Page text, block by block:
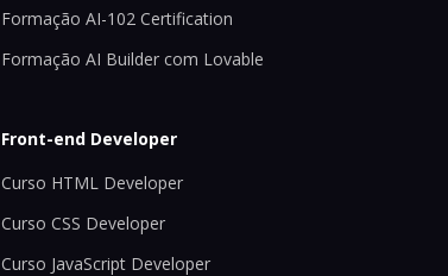
Formação AI-102 Certification
Formação AI Builder com Lovable
Front-end Developer
Curso HTML Developer
Curso CSS Developer
Curso JavaScript Developer